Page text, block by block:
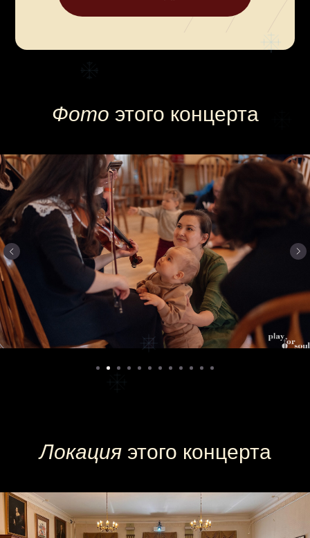
Фото этого концерта
Локация этого концерта
Купитебилет
на концерт